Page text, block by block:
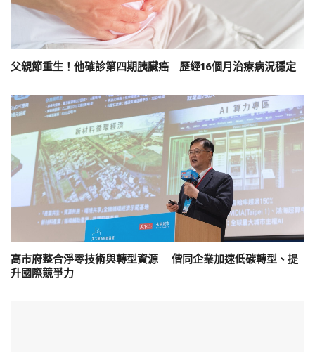
父親節重生！他確診第四期胰臟癌 歷經16個月治療病況穩定
高市府整合淨零技術與轉型資源 偕同企業加速低碳轉型、提
升國際競爭力